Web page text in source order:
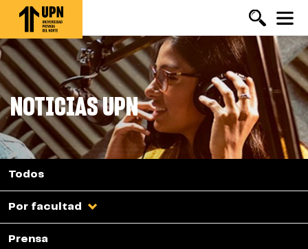
Pasar
contenido
principal
NOTICIAS UPN
Todos
Por facultad
Prensa